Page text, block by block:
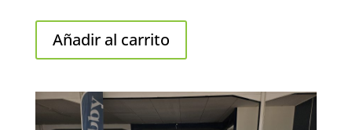
Añadir al carrito